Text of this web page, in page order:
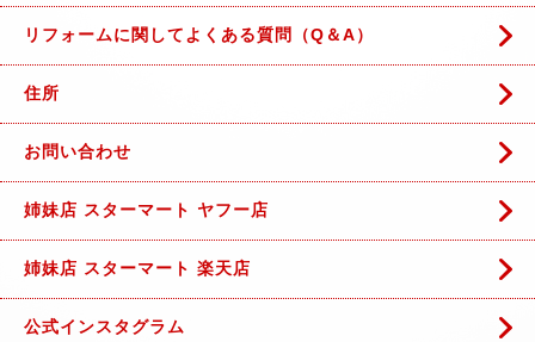
リフォームに関してよくある質問（Q＆A）
住所
お問い合わせ
姉妹店 スターマート ヤフー店
姉妹店 スターマート 楽天店
公式インスタグラム